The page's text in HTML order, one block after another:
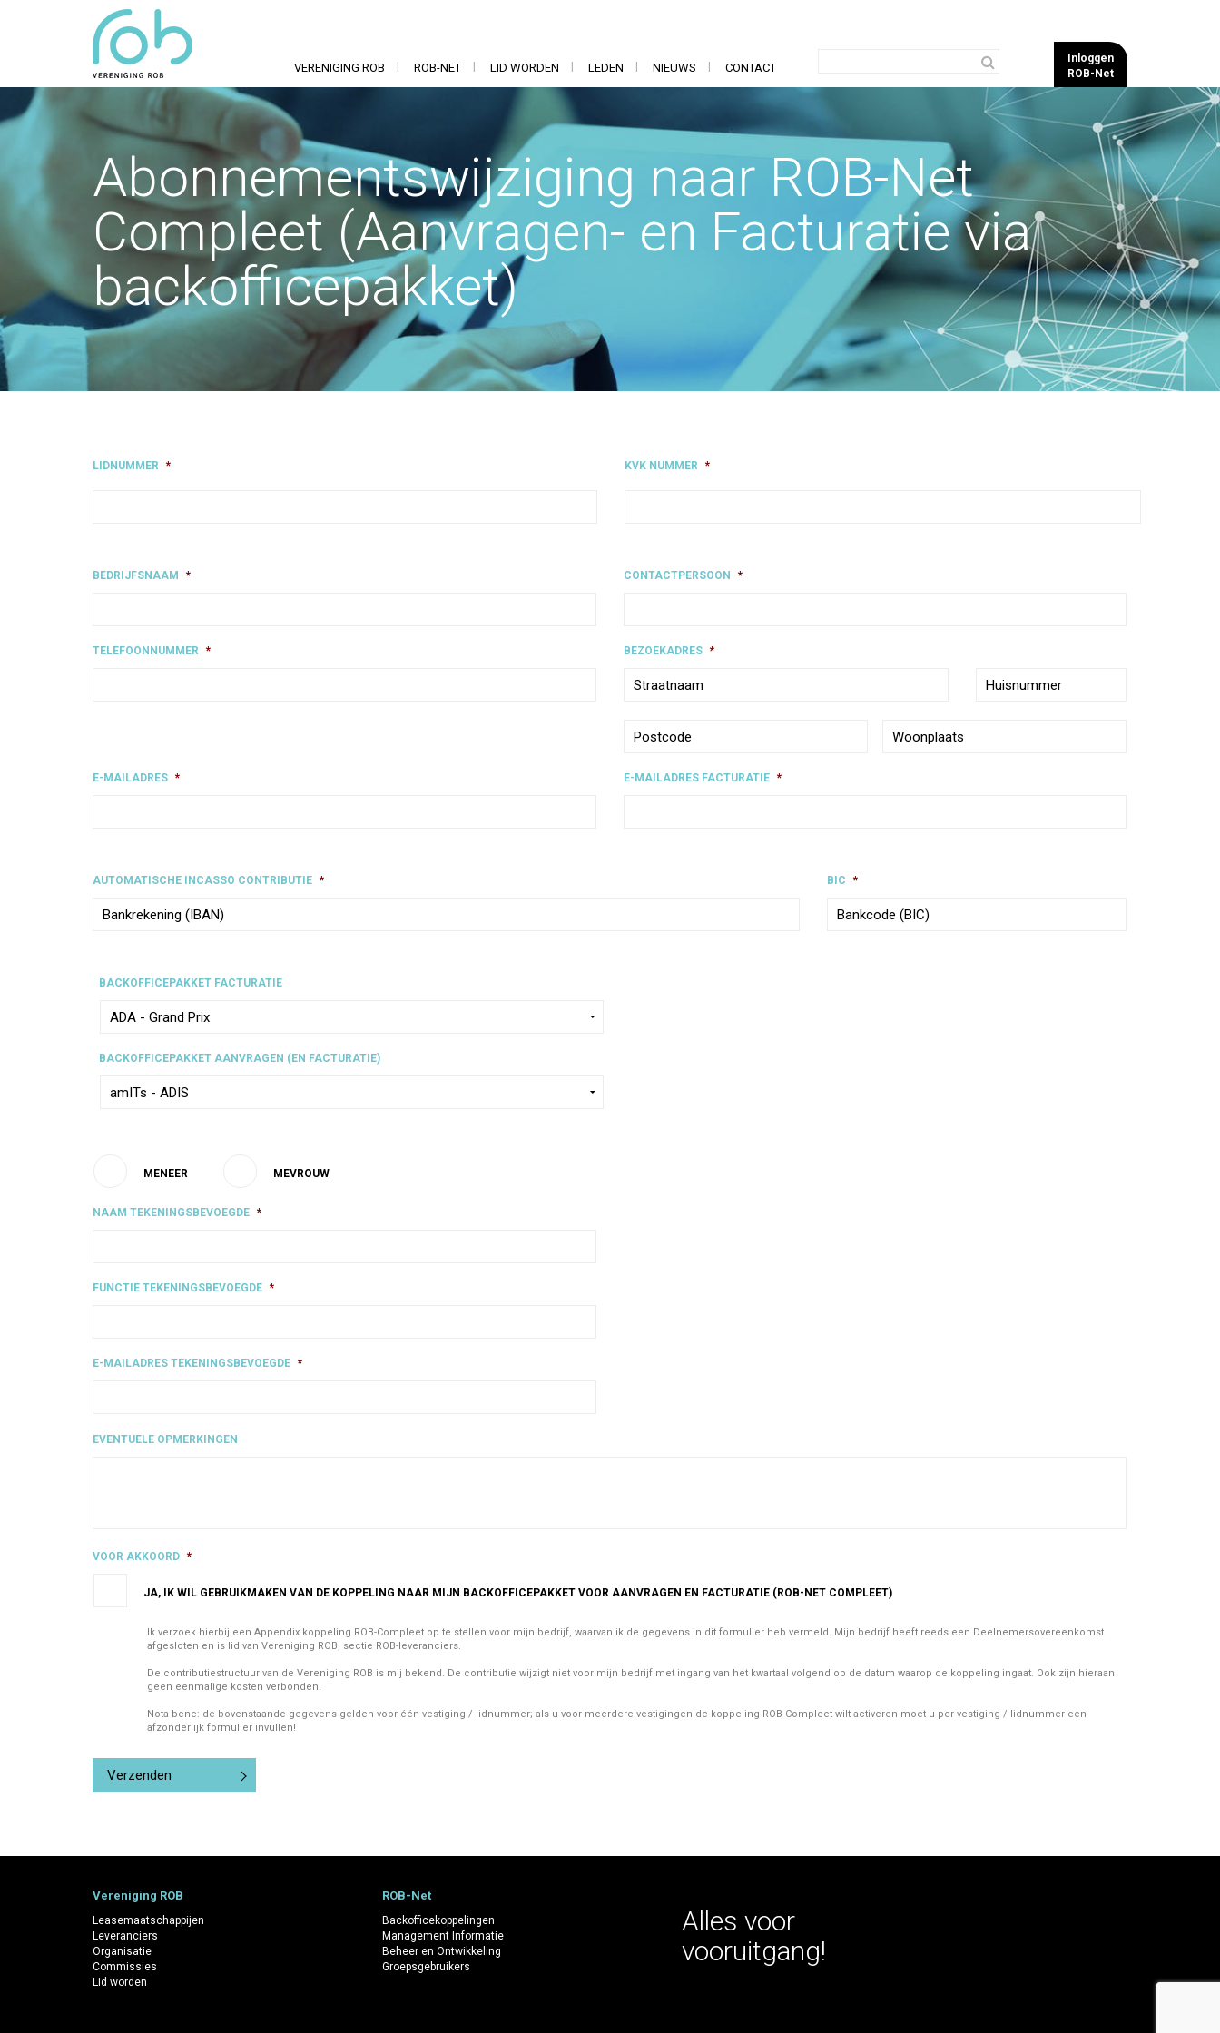
VERENIGING ROB ROB-NET LID WORDEN LEDEN NIEUWS CONTACT
Inloggen
ROB-Net
Abonnementswijziging naar ROB-Net
Compleet (Aanvragen- en Facturatie via
backofficepakket)
LIDNUMMER * KVK NUMMER *
BEDRIJFSNAAM *
TELEFOONNUMMER *
CONTACTPERSOON *
BEZOEKADRES *
E-MAILADRES * E-MAILADRES FACTURATIE *
AUTOMATISCHE INCASSO CONTRIBUTIE * BIC *
BACKOFFICEPAKKET FACTURATIE
BACKOFFICEPAKKET AANVRAGEN (EN FACTURATIE)
MENEER MEVROUW
NAAM TEKENINGSBEVOEGDE *
FUNCTIE TEKENINGSBEVOEGDE *
E-MAILADRES TEKENINGSBEVOEGDE *
EVENTUELE OPMERKINGEN
VOOR AKKOORD *
JA, IK WIL GEBRUIKMAKEN VAN DE KOPPELING NAAR MIJN BACKOFFICEPAKKET VOOR AANVRAGEN EN FACTURATIE (ROB-NET COMPLEET)
Ik verzoek hierbij een Appendix koppeling ROB-Compleet op te stellen voor mijn bedrijf, waarvan ik de gegevens in dit formulier heb vermeld. Mijn bedrijf heeft reeds een Deelnemersovereenkomst
afgesloten en is lid van Vereniging ROB, sectie ROB-leveranciers.
De contributiestructuur van de Vereniging ROB is mij bekend. De contributie wijzigt niet voor mijn bedrijf met ingang van het kwartaal volgend op de datum waarop de koppeling ingaat. Ook zijn hieraan
geen eenmalige kosten verbonden.
Nota bene: de bovenstaande gegevens gelden voor één vestiging / lidnummer; als u voor meerdere vestigingen de koppeling ROB-Compleet wilt activeren moet u per vestiging / lidnummer een
afzonderlijk formulier invullen!
Vereniging ROB
Leasemaatschappijen
Leveranciers
Organisatie
Commissies
Lid worden
ROB-Net
Backofficekoppelingen
Management Informatie
Beheer en Ontwikkeling
Groepsgebruikers
Alles voor
vooruitgang!